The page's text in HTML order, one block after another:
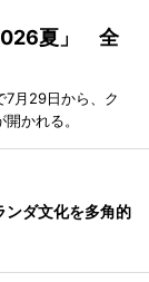
夏」 全
7月29日から、ク
かれる。
ダ文化を多角的